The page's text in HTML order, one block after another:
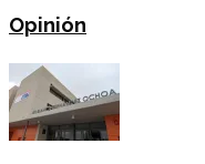
Opinión